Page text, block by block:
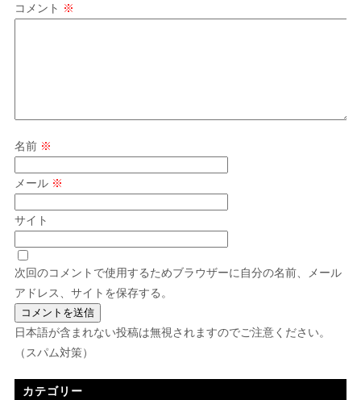
コメント ※
名前 ※
メール ※
サイト
次回のコメントで使用するためブラウザーに自分の名前、メール
アドレス、サイトを保存する。
日本語が含まれない投稿は無視されますのでご注意ください。
（スパム対策）
カテゴリー